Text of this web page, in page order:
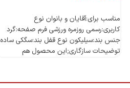
مناسب برای:آقایان و بانوان نوع
کاربری:رسمی روزمره ورزشی فرم صفحه:گرد
جنس بند:سیلیکون نوع قفل بند:سگکی ساده
توضیحات سازگاری;این محصول هم